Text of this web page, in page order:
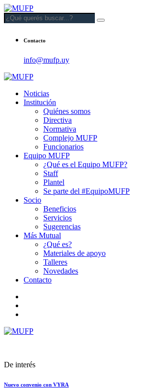
Contacto
info@mufp.uy
Noticias
Institución
Quiénes somos
Directiva
Normativa
Complejo MUFP
Funcionarios
Equipo MUFP
¿Qué es el Equipo MUFP?
Staff
Plantel
Se parte del #EquipoMUFP
Socio
Beneficios
Servicios
Sugerencias
Más Mutual
¿Qué es?
Materiales de apoyo
Talleres
Novedades
Contacto
De interés
Nuevo convenio con VYRA